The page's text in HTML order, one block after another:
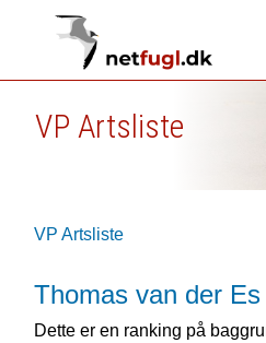
VP Artsliste
VP Artsliste
Thomas van der Es
Dette er en ranking på